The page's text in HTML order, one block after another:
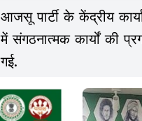
आजसू पार्टी के केंद्रीय
में संगठनात्मक कार्यों की
गई.